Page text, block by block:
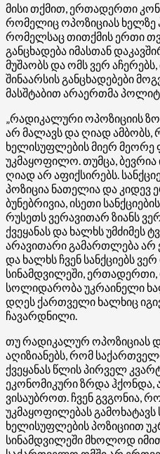
მისი თქმით, ერთადერთი
რომელიც ოპოზიციას ხელზე
რომელსაც თითქმის ერთი
განცხადება იმასთან
მუშაობს და ომს ვერ
შინაარსის განცხადებები
მასშტაბით არაერთმა
„რადიკალური ოპოზიციის
არ მალავს და ღიად
ხელისუფლების მიერ მეორე
უკმაყოფილო. თუმცა,
ღიად არ აფიქსირებს.
პოზიცია ნათელია და კიდევ
ბუნებრივია, ისეთი
რუსეთს ვერავითარ ზიანს
ქვეყანას და ხალხს უმძიმეს
არავითარი გამართლება არ
და ხალხს ჩვენ სანქციებს ვერ
სინამდვილეში, ერთადერთი,
სოლიდარობა უკრაინელი
დღეს ქართველი ხალხიც
ჩავარდნილი.
თუ რადიკალურ ოპოზიციას
აღიზიანებს, რომ
ქვეყანას წლის პირველ
ეკონომიკური ზრდა ჰქონდა,
ვისაუბროთ. ჩვენ გვგონია,
უკმაყოფილებას
ხელისუფლების პოზიციით
სინამდვილეში მხოლოდ